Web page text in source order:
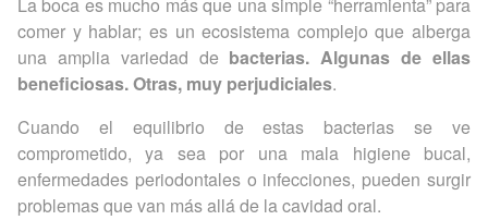
La boca es mucho más que una simple “herramienta” para
comer y hablar; es un ecosistema complejo que alberga
una amplia variedad de bacterias. Algunas de ellas
beneficiosas. Otras, muy perjudiciales.
Cuando el equilibrio de estas bacterias se ve
comprometido, ya sea por una mala higiene bucal,
enfermedades periodontales o infecciones, pueden surgir
problemas que van más allá de la cavidad oral.